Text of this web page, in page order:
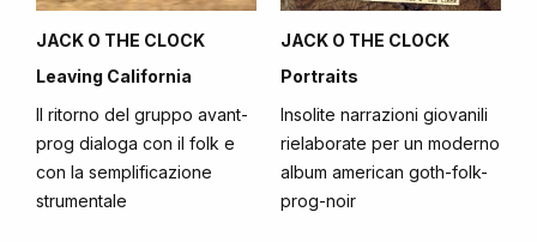
JACK O THE CLOCK
Leaving California
Il ritorno del gruppo avant-
prog dialoga con il folk e
con la semplificazione
strumentale
JACK O THE CLOCK
Portraits
Insolite narrazioni giovanili
rielaborate per un moderno
album american goth-folk-
prog-noir